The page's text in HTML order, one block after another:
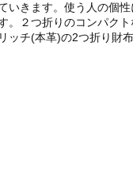
いきます。使う人の個
。２つ折りのコンパク
ッチ(本革)の2つ折り財